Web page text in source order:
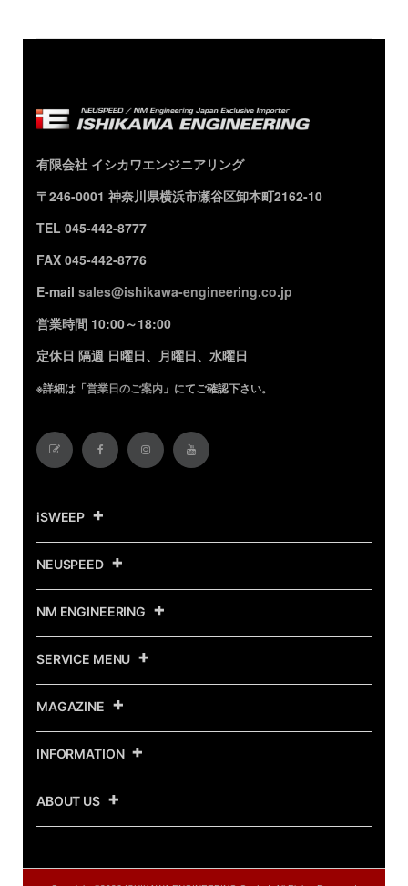
有限会社 イシカワエンジニアリング
〒246-0001 神奈川県横浜市瀬谷区卸本町2162-10
TEL 045-442-8777
FAX 045-442-8776
E-mail sales@ishikawa-engineering.co.jp
営業時間 10:00～18:00
定休日 隔週 日曜日、月曜日、水曜日
※詳細は「営業日のご案内 」にてご確認下さい。
iSWEEP
NEUSPEED
NM ENGINEERING
SERVICE MENU
MAGAZINE
INFORMATION
ABOUT US